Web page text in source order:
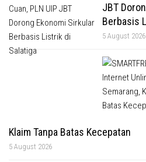
JBT
Berbasis
5 August 2026
Klaim Tanpa Batas Kecepatan
5 August 2026